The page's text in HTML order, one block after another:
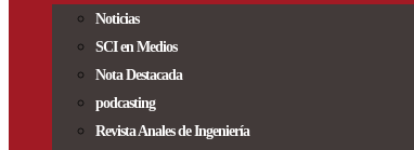
Noticias
SCI en Medios
Nota Destacada
podcasting
Revista Anales de Ingeniería